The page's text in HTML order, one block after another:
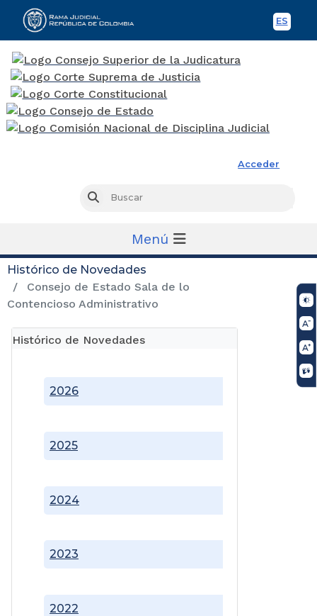
ES
Acceder
Buscar
Menú
Histórico de Novedades
Consejo de Estado Sala de lo
Contencioso Administrativo
Histórico de Novedades
2022
2023
2024
2025
2026